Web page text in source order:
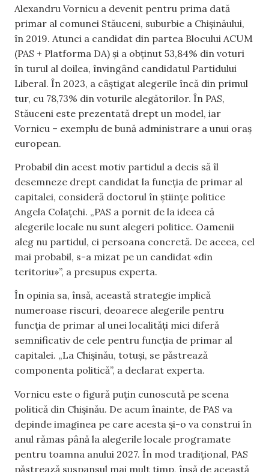
Alexandru Vornicu a devenit pentru prima dată
primar al comunei Stăuceni, suburbie a Chișinăului,
în 2019. Atunci a candidat din partea Blocului ACUM
(PAS + Platforma DA) și a obținut 53,84% din voturi
în turul al doilea, învingând candidatul Partidului
Liberal. În 2023, a câștigat alegerile încă din primul
tur, cu 78,73% din voturile alegătorilor. În PAS,
Stăuceni este prezentată drept un model, iar
Vornicu – exemplu de bună administrare a unui oraș
european.
Probabil din acest motiv partidul a decis să îl
desemneze drept candidat la funcția de primar al
capitalei, consideră doctorul în științe politice
Angela Colațchi. „PAS a pornit de la ideea că
alegerile locale nu sunt alegeri politice. Oamenii
aleg nu partidul, ci persoana concretă. De aceea, cel
mai probabil, s-a mizat pe un candidat «din
teritoriu»”, a presupus experta.
În opinia sa, însă, această strategie implică
numeroase riscuri, deoarece alegerile pentru
funcția de primar al unei localități mici diferă
semnificativ de cele pentru funcția de primar al
capitalei. „La Chișinău, totuși, se păstrează
componenta politică”, a declarat experta.
Vornicu este o figură puțin cunoscută pe scena
politică din Chișinău. De acum înainte, de PAS va
depinde imaginea pe care acesta și-o va construi în
anul rămas până la alegerile locale programate
pentru toamna anului 2027. În mod tradițional, PAS
păstrează suspansul mai mult timp, însă de această